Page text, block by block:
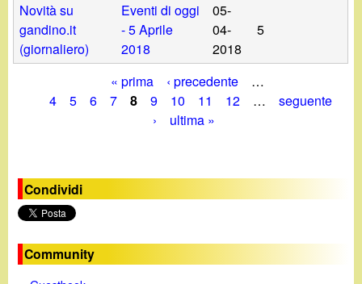
Novità su
gandino.it
(giornaliero)
Eventi di oggi
- 5 Aprile
2018
05-
04-
2018
5
i
n
e
« prima ‹ precedente
…
4
5 6 7 8 9 10 11 12 …
seguente
›
ultima »
Condividi
Community